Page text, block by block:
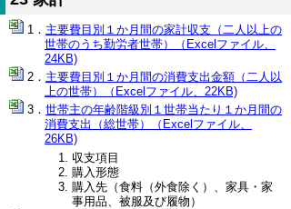
主要費目別１か月間の家計収支（二人以上の
世帯のうち勤労者世帯）（Excelファイル、
24KB)
主要費目別１か月間の消費支出金額（二人以
上の世帯）（Excelファイル、22KB)
世帯主の年齢階級別１世帯当たり１か月間の
消費支出（総世帯）（Excelファイル、
26KB)
収支項目
購入形態
購入先（食料（外食除く）、家具・家
事用品、被服及び履物）